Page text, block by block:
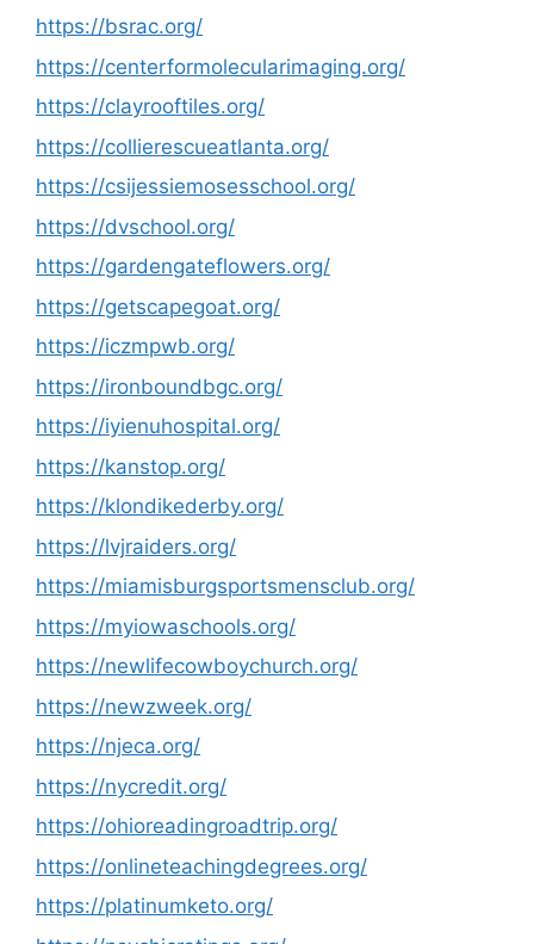
https://bsrac.org/
https://centerformolecularimaging.org/
https://clayrooftiles.org/
https://collierescueatlanta.org/
https://csijessiemosesschool.org/
https://dvschool.org/
https://gardengateflowers.org/
https://getscapegoat.org/
https://iczmpwb.org/
https://ironboundbgc.org/
https://iyienuhospital.org/
https://kanstop.org/
https://klondikederby.org/
https://lvjraiders.org/
https://miamisburgsportsmensclub.org/
https://myiowaschools.org/
https://newlifecowboychurch.org/
https://newzweek.org/
https://njeca.org/
https://nycredit.org/
https://ohioreadingroadtrip.org/
https://onlineteachingdegrees.org/
https://platinumketo.org/